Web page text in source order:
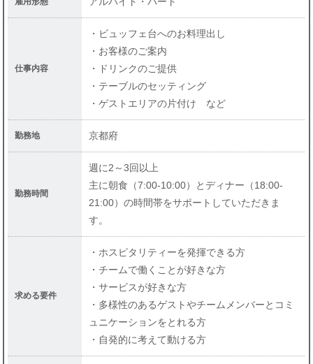
仕事内容
・ビュッフェ台へのお料理出し
・お客様のご案内
・ドリンクのご提供
・テーブルのセッティング
・ゲストエリアの片付け など
勤務地 京都府
勤務時間
週に2～3回以上
主に朝食（7:00-10:00）とディナー（18:00-
21:00）の時間帯をサポートしていただきま
す。
求める要件
・ホスピタリティーを発揮できる方
・チームで働くことが好きな方
・サービスが好きな方
・多様性のあるゲストやチームメンバーとコミ
ュニケーションをとれる方
・自発的に考えて動ける方
【新卒】ファイナンス幹部候補
求人情報
ニュース
パート・アルバイト採用
求人情報
プライバシーポリシー